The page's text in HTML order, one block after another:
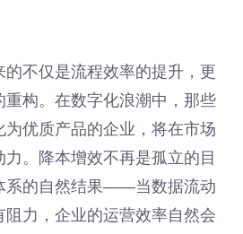
不仅是流程效率的提升，更
重构。在数字化浪潮中，那些
优质产品的企业，将在市场
。降本增效不再是孤立的目
系的自然结果——当数据流动
阻力，企业的运营效率自然会